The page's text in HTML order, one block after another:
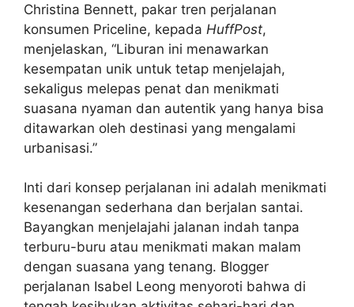
Christina Bennett, pakar tren perjalanan
konsumen Priceline, kepada HuffPost,
menjelaskan, “Liburan ini menawarkan
kesempatan unik untuk tetap menjelajah,
sekaligus melepas penat dan menikmati
suasana nyaman dan autentik yang hanya bisa
ditawarkan oleh destinasi yang mengalami
urbanisasi.”
Inti dari konsep perjalanan ini adalah menikmati
kesenangan sederhana dan berjalan santai.
Bayangkan menjelajahi jalanan indah tanpa
terburu-buru atau menikmati makan malam
dengan suasana yang tenang. Blogger
perjalanan Isabel Leong menyoroti bahwa di